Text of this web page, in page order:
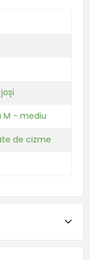
M - mediu
de cizme
pe baza